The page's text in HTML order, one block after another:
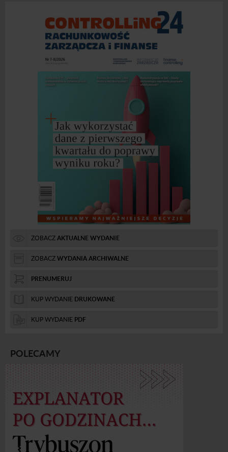
ZOBACZAKTUALNE WYDANIE
ZOBACZWYDANIA ARCHIWALNE
PRENUMERUJ
KUP WYDANIE DRUKOWANE
KUP WYDANIE PDF
POLECAMY